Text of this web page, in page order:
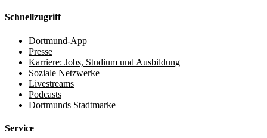
Schnellzugriff
Dortmund-App
Presse
Karriere: Jobs, Studium und Ausbildung
Soziale Netzwerke
Livestreams
Podcasts
Dortmunds Stadtmarke
Service